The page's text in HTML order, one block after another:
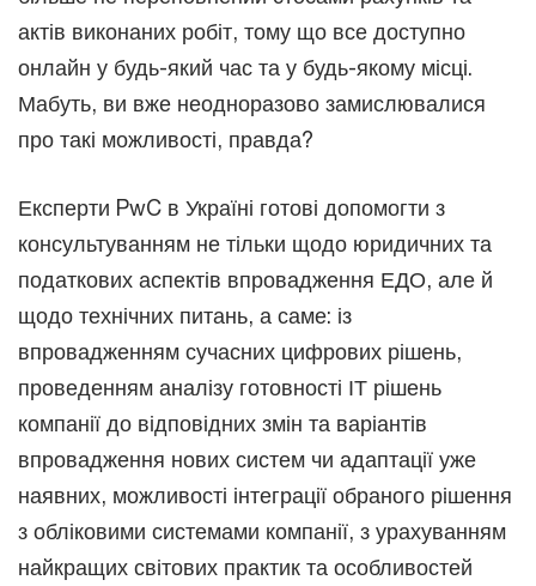
актів виконаних робіт, тому що все доступно
онлайн у будь-який час та у будь-якому місці.
Мабуть, ви вже неодноразово замислювалися
про такі можливості, правда?
Експерти PwC в Україні готові допомогти з
консультуванням не тільки щодо юридичних та
податкових аспектів впровадження ЕДО, але й
щодо технічних питань, а саме: із
впровадженням сучасних цифрових рішень,
проведенням аналізу готовності ІТ рішень
компанії до відповідних змін та варіантів
впровадження нових систем чи адаптації уже
наявних, можливості інтеграції обраного рішення
з обліковими системами компанії, з урахуванням
найкращих світових практик та особливостей